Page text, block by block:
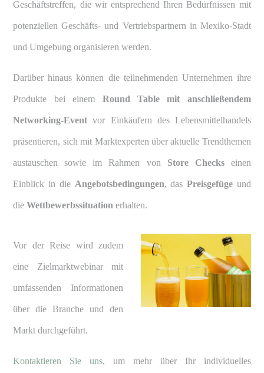
Geschäftstreffen, die wir entsprechend Ihren Bedürfnissen mit
potenziellen Geschäfts- und Vertriebspartnern in Mexiko-Stadt
und Umgebung organisieren werden.
Darüber hinaus können die teilnehmenden Unternehmen ihre
Produkte bei einem Round Table mit anschließendem
Networking-Event vor Einkäufern des Lebensmittelhandels
präsentieren, sich mit Marktexperten über aktuelle Trendthemen
austauschen sowie im Rahmen von Store Checkseinen
Einblick in die Angebotsbedingungen, das Preisgefügeund
dieWettbewerbssituation erhalten.
Vor der Reise wird zudem
eine Zielmarktwebinar mit
umfassenden Informationen
über die Branche und den
Markt durchgeführt.
Kontaktieren Sie uns, um mehr über Ihr individuelles